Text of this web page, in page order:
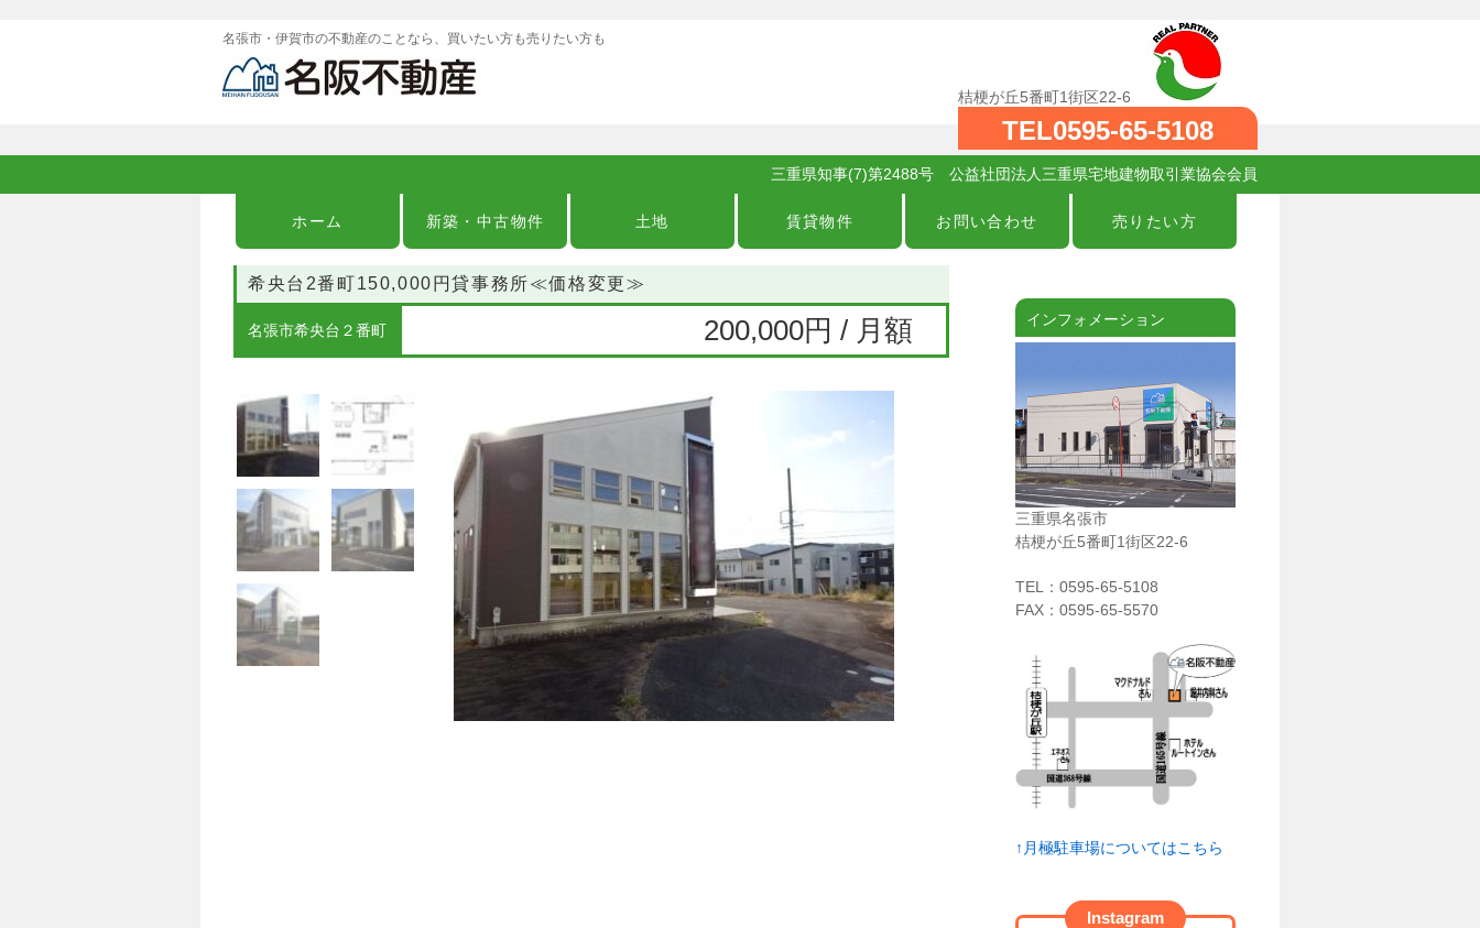
桔梗が丘5番町1街区22-6
TEL0595-65-5108
名張市・伊賀市の不動産のことなら、買いたい方も売りたい方も
三重県知事(7)第2488号 公益社団法人三重県宅地建物取引業協会会員
ホーム 新築・中古物件 土地 賃貸物件 お問い合わせ 売りたい方
希央台2番町150,000円貸事務所≪価格変更≫
名張市希央台２番町 200,000円 / 月額 インフォメーション
三重県名張市
桔梗が丘5番町1街区22-6
TEL： 0595-65-5108
FAX：0595-65-5570
↑月極駐車場についてはこちら
Instagram